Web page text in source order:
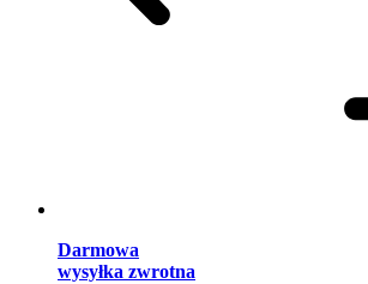
Darmowa
wysyłka zwrotna